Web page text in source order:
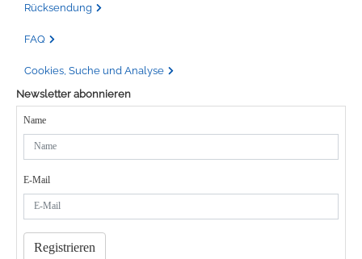
Rücksendung
FAQ
Cookies, Suche und Analyse
Newsletter abonnieren
Name
E-Mail
Registrieren